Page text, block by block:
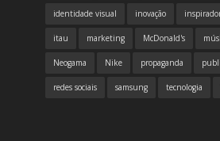
identidade visual inovação
itau marketing McDonald's
Neogama Nike propaganda
redes sociais samsung tecnologia